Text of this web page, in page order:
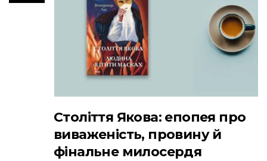
Століття Якова: епопея про
виваженість, провину й
фінальне милосердя